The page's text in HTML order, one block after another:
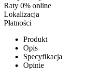
Raty 0% online
Lokalizacja
Płatności
Produkt
Opis
Specyfikacja
Opinie